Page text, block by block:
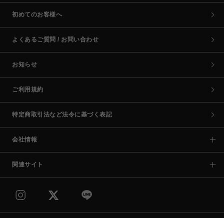
初めてのお客様へ
よくあるご質問 / お問い合わせ
お知らせ
ご利用規約
特定商取引法など法令に基づく表記
会社情報
関連サイト